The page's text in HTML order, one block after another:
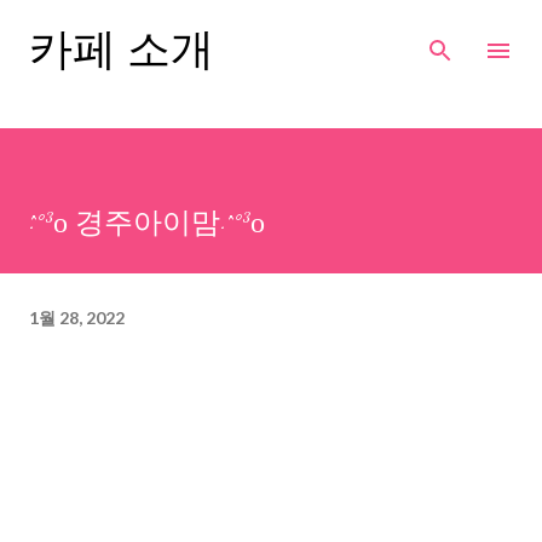
기본 콘텐츠로 건너뛰기
카페 소개
·´`°³о 경주아이맘·´`°³о
1월 28, 2022